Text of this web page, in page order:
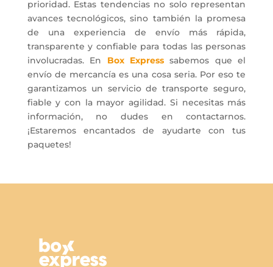
prioridad. Estas tendencias no solo representan
avances tecnológicos, sino también la promesa
de una experiencia de envío más rápida,
transparente y confiable para todas las personas
involucradas. En Box Express sabemos que el
envío de mercancía es una cosa seria. Por eso te
garantizamos un servicio de transporte seguro,
fiable y con la mayor agilidad. Si necesitas más
información, no dudes en contactarnos.
¡Estaremos encantados de ayudarte con tus
paquetes!